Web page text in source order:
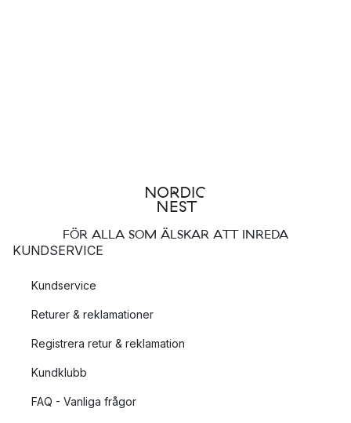
FÖR ALLA SOM ÄLSKAR ATT INREDA
KUNDSERVICE
Kundservice
Returer & reklamationer
Registrera retur & reklamation
Kundklubb
FAQ - Vanliga frågor